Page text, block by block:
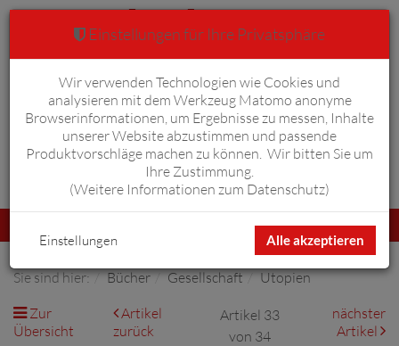
Anmelden Warenkorb 0
umschalten
Sie sind hier: Bücher Gesellschaft
Utopien
Zur
Übersicht
Artikel
zurück
Artikel 33
von 34
nächster
Artikel
Einstellungen für Ihre Privatsphäre
Wir verwenden Technologien wie Cookies und
analysieren mit dem Werkzeug Matomo anonyme
Browserinformationen, um Ergebnisse zu messen, Inhalte
unserer Website abzustimmen und passende
Produktvorschläge machen zu können. Wir bitten Sie um
Ihre Zustimmung.
(Weitere Informationen zum Datenschutz)
Alle akzeptieren
Einstellungen